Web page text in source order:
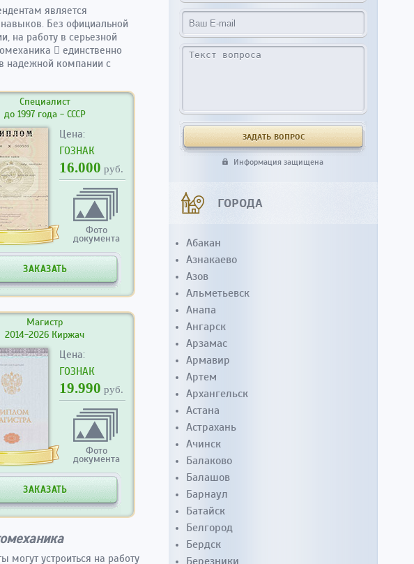
является
Без официальной
на работу в серьезной
 единственно
надежной компании с
Специалист
до 1997 года - СССР
Цена:
ГОЗНАК
16.000 руб.
Фото
документа
ЗАКАЗАТЬ
Магистр
2014-2026 Киржач
Цена:
ГОЗНАК
19.990 руб.
Фото
документа
ЗАКАЗАТЬ
могут устроиться на работу
Информация защищена
ГОРОДА
Абакан
Азнакаево
Азов
Альметьевск
Анапа
Ангарск
Арзамас
Армавир
Артем
Архангельск
Астана
Астрахань
Ачинск
Балаково
Балашов
Барнаул
Батайск
Белгород
Бердск
Березники